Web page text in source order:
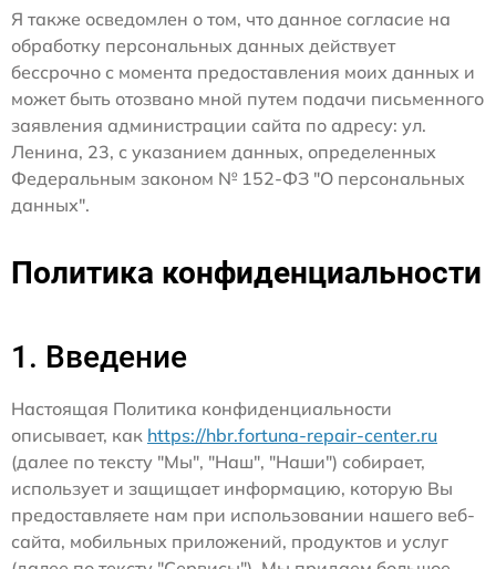
Я также осведомлен о том, что данное согласие на
обработку персональных данных действует
бессрочно с момента предоставления моих данных и
может быть отозвано мной путем подачи письменного
заявления администрации сайта по адресу: ул.
Ленина, 23, с указанием данных, определенных
Федеральным законом № 152-ФЗ "О персональных
данных".
Политика конфиденциальности
1. Введение
Настоящая Политика конфиденциальности
описывает, как https://hbr.fortuna-repair-center.ru
(далее по тексту "Мы", "Наш", "Наши") собирает,
использует и защищает информацию, которую Вы
предоставляете нам при использовании нашего веб-
сайта, мобильных приложений, продуктов и услуг